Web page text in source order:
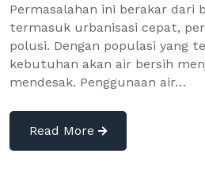
Permasalahan ini berakar dari
termasuk urbanisasi cepat,
polusi. Dengan populasi yang
kebutuhan akan air bersih
mendesak. Penggunaan air…
Read More